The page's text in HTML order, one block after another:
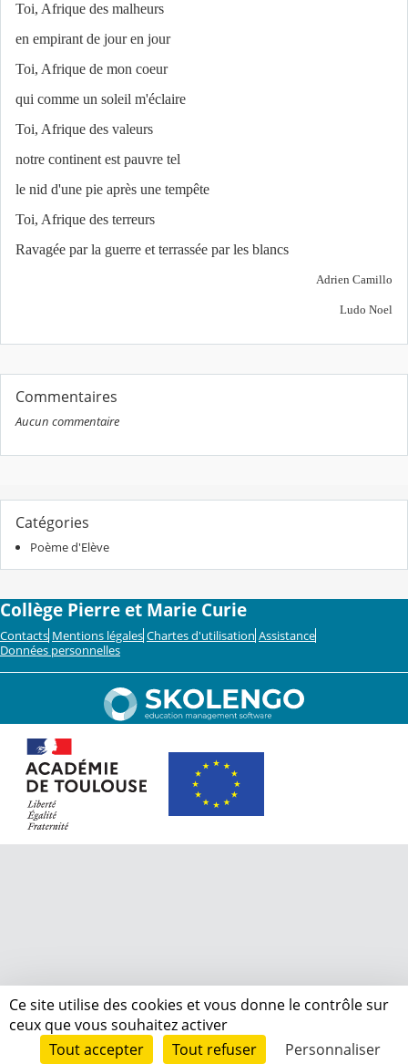
Toi, Afrique des malheurs
en empirant de jour en jour
Toi, Afrique de mon coeur
qui comme un soleil m'éclaire
Toi, Afrique des valeurs
notre continent est pauvre tel
le nid d'une pie après une tempête
Toi, Afrique des terreurs
Ravagée par la guerre et terrassée par les blancs
Adrien Camillo
Ludo Noel
Commentaires
Aucun commentaire
Catégories
Poème d'Elève
Collège Pierre et Marie Curie
Contacts Mentions légales Chartes d'utilisation Assistance
Données personnelles
Ce site utilise des cookies et vous donne le contrôle sur
ceux que vous souhaitez activer
Tout accepter
Tout refuser Personnaliser